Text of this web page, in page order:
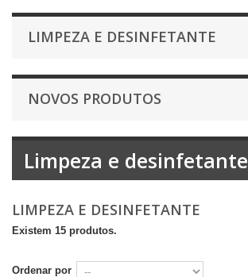
LIMPEZA E DESINFETANTE
NOVOS PRODUTOS
Limpeza e desinfetante
LIMPEZA E DESINFETANTE
Existem 15 produtos.
Ordenar por